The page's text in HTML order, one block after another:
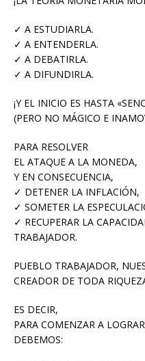
✓ A ESTUDIARLA.
✓ A ENTENDERLA.
✓ A DEBATIRLA.
✓ A DIFUNDIRLA.
¡Y EL INICIO ES HASTA
(PERO NO MÁGICO E
PARA RESOLVER
EL ATAQUE A LA MONEDA,
Y EN CONSECUENCIA,
✓ DETENER LA INFLACIÓN,
✓ SOMETER LA
✓ RECUPERAR LA
TRABAJADOR.
PUEBLO TRABAJADOR,
CREADOR DE TODA
ES DECIR,
PARA COMENZAR A
DEBEMOS: